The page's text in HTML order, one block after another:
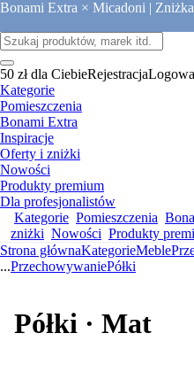
Bonami Extra × Micadoni |
50 zł dla CiebieRejestracja
Kategorie
Pomieszczenia
Bonami Extra
Inspiracje
Oferty i zniżki
Nowości
Produkty premium
Dla profesjonalistów
Kategorie Pomieszczenia
zniżki Nowości Produkty
Strona głównaKategorieMeble
...PrzechowywaniePółki
Półki · Mat